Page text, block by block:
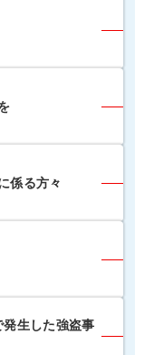
係る方々
生した強盗事